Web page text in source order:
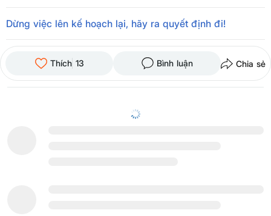
Dừng việc lên kế hoạch lại, hãy ra quyết định đi!
Thích 13 Bình luận Chia sẻ